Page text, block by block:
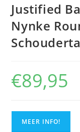
Justified
Nynke
€89,95
MEER INFO!